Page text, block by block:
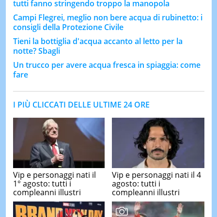
tutti fanno stringendo troppo la manopola
Campi Flegrei, meglio non bere acqua di rubinetto: i
consigli della Protezione Civile
Tieni la bottiglia d'acqua accanto al letto per la
notte? Sbagli
Un trucco per avere acqua fresca in spiaggia: come
fare
I PIÙ CLICCATI DELLE ULTIME 24 ORE
Vip e personaggi nati il
1° agosto: tutti i
compleanni illustri
Vip e personaggi nati il 4
agosto: tutti i
compleanni illustri